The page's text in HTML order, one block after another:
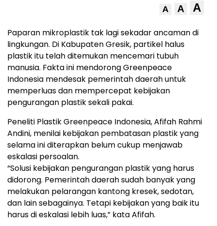
A A A
Paparan mikroplastik tak lagi sekadar ancaman di
lingkungan. Di Kabupaten Gresik, partikel halus
plastik itu telah ditemukan mencemari tubuh
manusia. Fakta ini mendorong Greenpeace
Indonesia mendesak pemerintah daerah untuk
memperluas dan mempercepat kebijakan
pengurangan plastik sekali pakai.
Peneliti Plastik Greenpeace Indonesia, Afifah Rahmi
Andini, menilai kebijakan pembatasan plastik yang
selama ini diterapkan belum cukup menjawab
eskalasi persoalan.
“Solusi kebijakan pengurangan plastik yang harus
didorong. Pemerintah daerah sudah banyak yang
melakukan pelarangan kantong kresek, sedotan,
dan lain sebagainya. Tetapi kebijakan yang baik itu
harus di eskalasi lebih luas,” kata Afifah.